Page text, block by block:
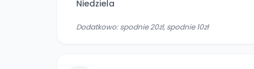
Niedziela
Dodatkowo:spodnie 20zl, spodnie 10zł